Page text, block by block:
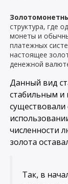
структура, где
монеты и
платежных
настоящее
денежной
Данный вид
стабильным и
численности
золота
Так, в